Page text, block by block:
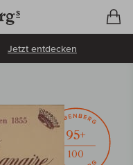
Jetzt entdecken
95+
100